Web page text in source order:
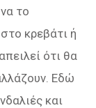
το
κρεβάτι ή
ότι θα
Εδώ
και